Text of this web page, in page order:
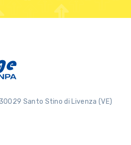
Santo Stino di Livenza (VE)